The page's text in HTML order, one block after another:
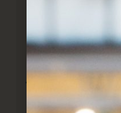
וכל חודש את
הכל מדוייק